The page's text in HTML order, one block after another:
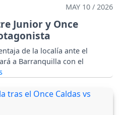
MAY 10 / 2026
Junior y Once
de la localía ante el
a Barranquilla con el